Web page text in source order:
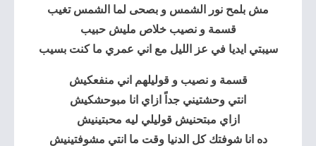
مش بلمح نور الشمس و بصحى لما الشمس تغيب
قسمة و نصيب خلاص مليش حبيب
سيبتي ايديا في عز الليل مع اني عمري ما كنت بسيب
قسمة و نصيب و قوليلهم اني منفعكيش
انتي وحشتيني جداً ازاي انا مبوحشكيش
ازاي مبتحنيش قوليلي ليه محبتينيش
ده انا شوفتك كل الدنيا وقت ما انتي مشوفتينيش